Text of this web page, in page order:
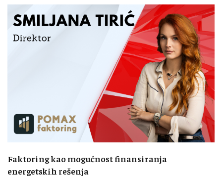
Faktoring kao mogućnost finansiranja
energetskih rešenja